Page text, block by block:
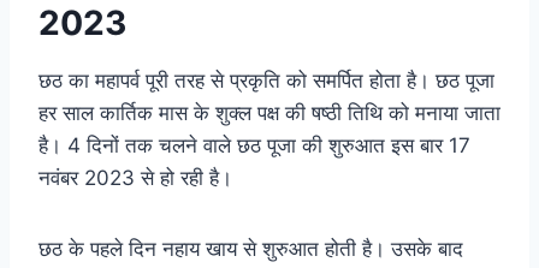
2023
छठ का महापर्व पूरी तरह से प्रकृति को समर्पित होता है। छठ पूजा
हर साल कार्तिक मास के शुक्ल पक्ष की षष्ठी तिथि को मनाया जाता
है। 4 दिनों तक चलने वाले छठ पूजा की शुरुआत इस बार 17
नवंबर 2023 से हो रही है।
छठ के पहले दिन नहाय खाय से शुरुआत होती है। उसके बाद